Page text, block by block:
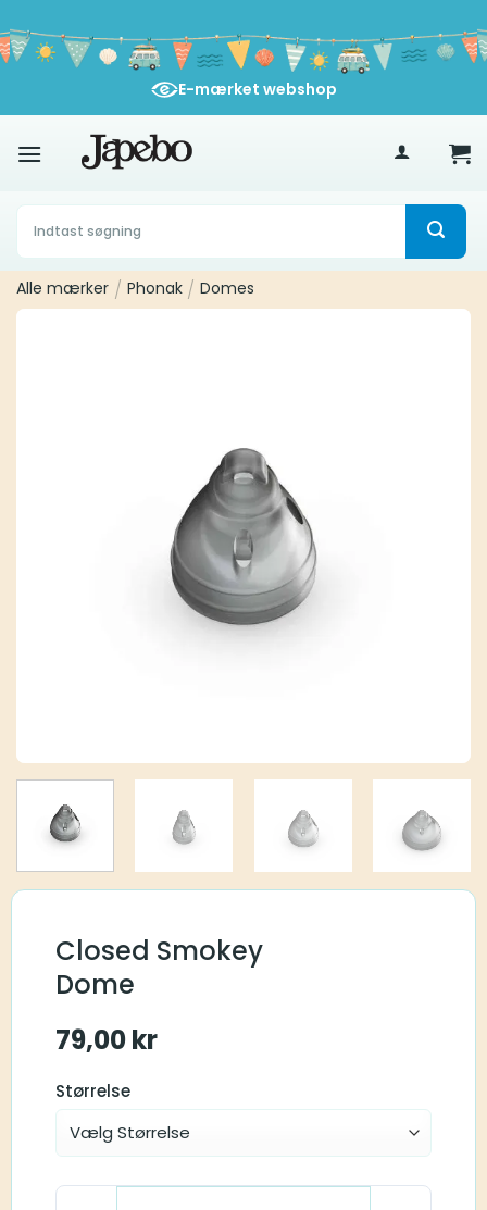
til
indhold
400
E-mærket webshop
Søg
efter:
Alle mærker / Phonak / Domes
Closed Smokey
Dome
79,00kr
Størrelse
Closed Smokey Dome antal